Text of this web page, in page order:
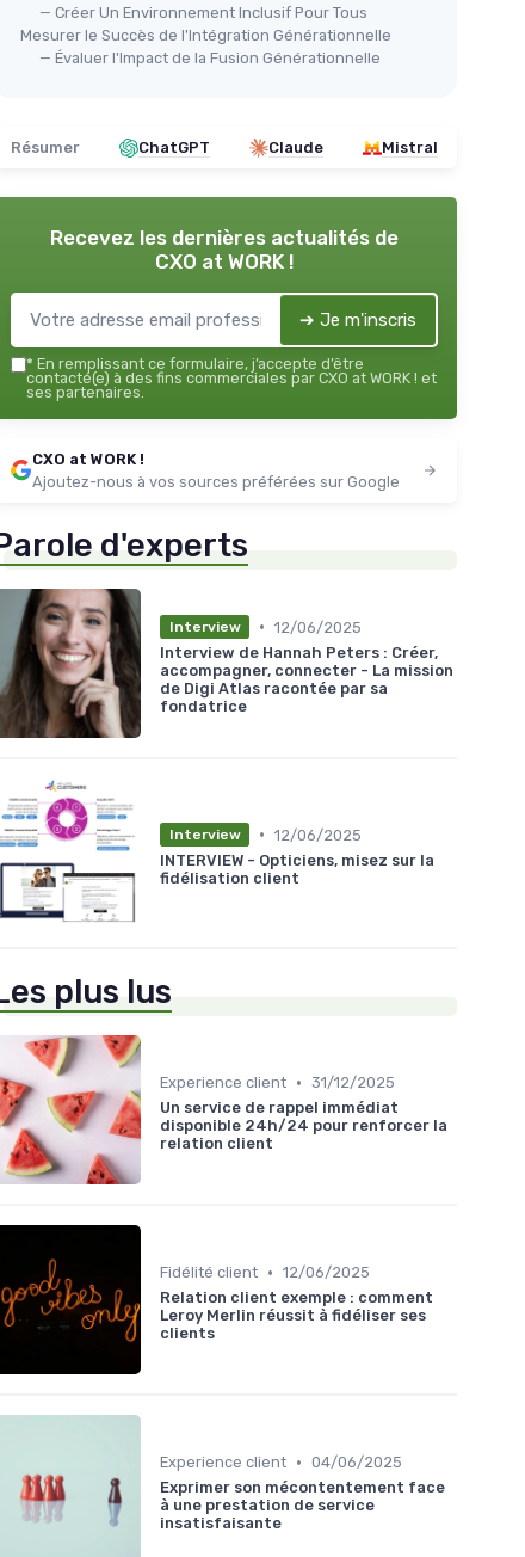
— Créer Un Environnement Inclusif Pour Tous
Mesurer le Succès de l'Intégration Générationnelle
— Évaluer l'Impact de la Fusion Générationnelle
Résumer ChatGPT Claude Mistral
Recevez les dernières actualités de
CXO at WORK !
➔ Je m'inscris
* En remplissant ce formulaire, j’accepte d’être
contacté(e) à des fins commerciales par CXO at WORK ! et
ses partenaires.
CXO at WORK !
Ajoutez-nous à vos sources préférées sur Google
d'experts
Interview • 12/06/2025
Interview de Hannah Peters : Créer,
accompagner, connecter - La mission
de Digi Atlas racontée par sa
fondatrice
Interview • 12/06/2025
INTERVIEW - Opticiens, misez sur la
fidélisation client
plus lus
Experience client • 31/12/2025
Un service de rappel immédiat
disponible 24h/24 pour renforcer la
relation client
Fidélité client • 12/06/2025
Relation client exemple : comment
Leroy Merlin réussit à fidéliser ses
clients
Experience client • 04/06/2025
Exprimer son mécontentement face
à une prestation de service
insatisfaisante